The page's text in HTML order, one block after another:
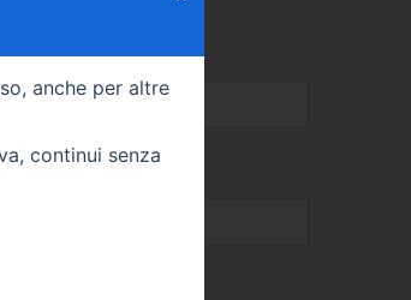
anche per altre
continui senza